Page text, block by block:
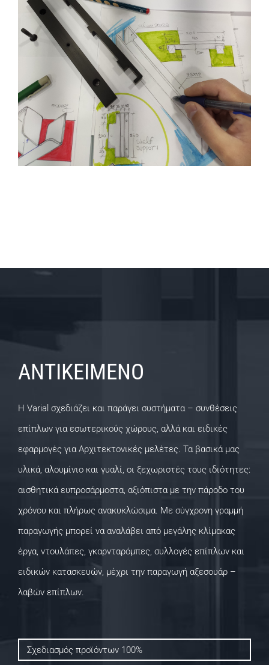
ΑΝΤΙΚΕΙΜΕΝΟ
Η Varial σχεδιάζει και παράγει συστήματα – συνθέσεις
επίπλων για εσωτερικούς χώρους, αλλά και ειδικές
εφαρμογές για Αρχιτεκτονικές μελέτες. Τα βασικά μας
υλικά, αλουμίνιο και γυαλί, οι ξεχωριστές τους ιδιότητες:
αισθητικά ευπροσάρμοστα, αξιόπιστα με την πάροδο του
χρόνου και πλήρως ανακυκλώσιμα. Με σύγχρονη γραμμή
παραγωγής μπορεί να αναλάβει από μεγάλης κλίμακας
έργα, ντουλάπες, γκαρνταρόμπες, συλλογές επίπλων και
ειδικών κατασκευών, μέχρι την παραγωγή αξεσουάρ –
λαβών επίπλων.
Σχεδιασμός προϊόντων 100%